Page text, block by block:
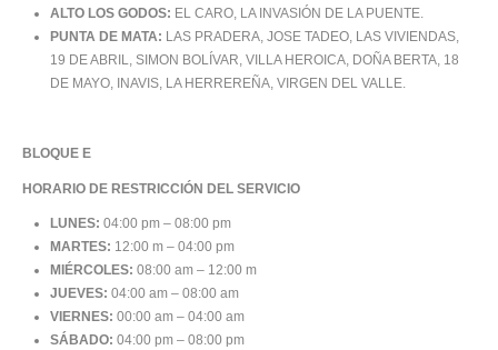
ALTO LOS GODOS: EL CARO, LA INVASIÓN DE LA PUENTE.
PUNTA DE MATA: LAS PRADERA, JOSE TADEO, LAS VIVIENDAS,
19 DE ABRIL, SIMON BOLÍVAR, VILLA HEROICA, DOÑA BERTA, 18
DE MAYO, INAVIS, LA HERREREÑA, VIRGEN DEL VALLE.
BLOQUE E
HORARIO DE RESTRICCIÓN DEL SERVICIO
LUNES: 04:00 pm – 08:00 pm
MARTES: 12:00 m – 04:00 pm
MIÉRCOLES: 08:00 am – 12:00 m
JUEVES: 04:00 am – 08:00 am
VIERNES: 00:00 am – 04:00 am
SÁBADO: 04:00 pm – 08:00 pm